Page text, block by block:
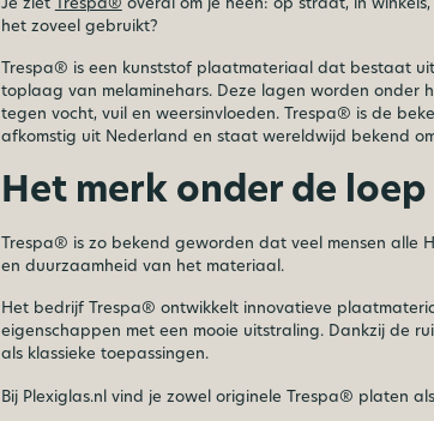
het zoveel gebruikt?
Trespa® is een kunststof plaatmateriaal dat bestaat
toplaag van melaminehars. Deze lagen worden onder
tegen vocht, vuil en weersinvloeden. Trespa® is de
afkomstig uit Nederland en staat wereldwijd bekend
Het merk onder de loep
Trespa® is zo bekend geworden dat veel mensen alle
en duurzaamheid van het materiaal.
Het bedrijf Trespa® ontwikkelt innovatieve
eigenschappen met een mooie uitstraling. Dankzij de
als klassieke toepassingen.
Bij Plexiglas.nl vind je zowel originele Trespa® platen als